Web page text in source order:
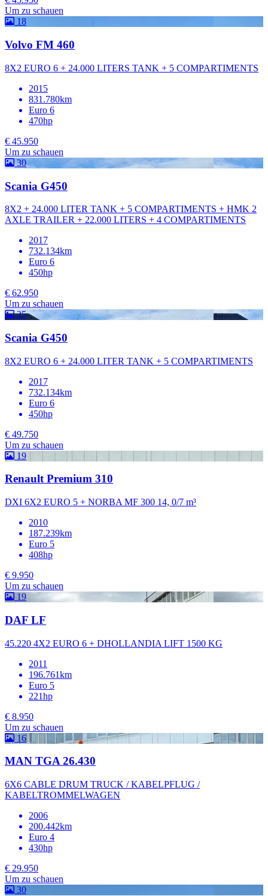
Um zu schauen
18
Volvo FM 460
8X2 EURO 6 + 24.000 LITERS TANK + 5 COMPARTIMENTS
2015
831.780km
Euro 6
470hp
€ 45.950
Um zu schauen
30
Scania G450
8X2 + 24.000 LITER TANK + 5 COMPARTIMENTS + HMK 2
AXLE TRAILER + 22.000 LITERS + 4 COMPARTIMENTS
2017
732.134km
Euro 6
450hp
€ 62.950
Um zu schauen
25
Scania G450
8X2 EURO 6 + 24.000 LITER TANK + 5 COMPARTIMENTS
2017
732.134km
Euro 6
450hp
€ 49.750
Um zu schauen
19
Renault Premium 310
DXI 6X2 EURO 5 + NORBA MF 300 14, 0/7 m³
2010
187.239km
Euro 5
408hp
€ 9.950
Um zu schauen
19
DAF LF
45.220 4X2 EURO 6 + DHOLLANDIA LIFT 1500 KG
2011
196.761km
Euro 5
221hp
€ 8.950
Um zu schauen
16
MAN TGA 26.430
6X6 CABLE DRUM TRUCK / KABELPFLUG /
KABELTROMMELWAGEN
2006
200.442km
Euro 4
430hp
€ 29.950
Um zu schauen
30